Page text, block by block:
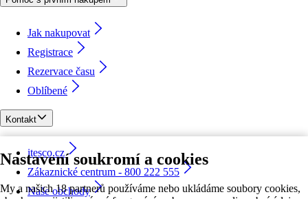
Nastavení soukromí a cookies
My a našich 18 partnerů používáme nebo ukládáme soubory cookies,
Jak nakupovat
Registrace
Rezervace času
Oblíbené
Kontakt
itesco.cz
Zákaznické centrum - 800 222 555
Naše obchody